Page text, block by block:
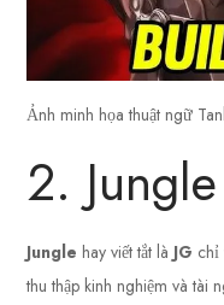
Ảnh minh họa thuật ngữ
2.
Jungle hay viết tắt là JG chỉ
thu thập kinh nghiệm và tài